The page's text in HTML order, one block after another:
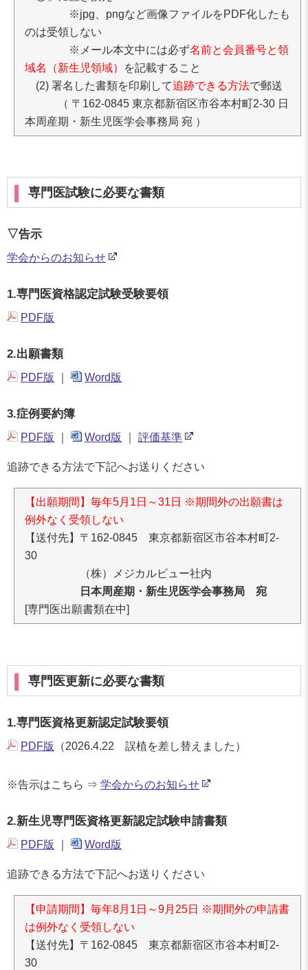
※jpg、pngなど画像ファイルをPDF化したも
のは受領しない
※メール本文中には必ず名前と会員番号と領
域名（新生児領域）
を記載すること
(2) 署名した書類を印刷して追跡できる方法で郵送
（ 〒162-0845 東京都新宿区市谷本村町2-30 日
本周産期・新生児医学会事務局 宛 ）
専門医試験に必要な書類
▽告示
学会からのお知らせ
1.専門医資格認定試験受験要領
PDF版
2.出願書類
PDF版 Word版
3.症例要約簿
PDF版 Word版 評価基準
追跡できる方法で下記へお送りください
【出願期間】毎年5月1日～31日 ※期間外の出願書は
例外なく受領しない
【送付先】〒162-0845 東京都新宿区市谷本村町2-
30
（株）メジカルビュー社内
日本周産期・新生児医学会事務局 宛
[専門医出願書類在中]
専門医更新に必要な書類
1.専門医資格更新認定試験要領
PDF版 （2026.4.22 誤植を差し替えました）
※告示はこちら ⇒ 学会からのお知らせ
2.新生児専門医資格更新認定試験申請書類
PDF版 Word版
追跡できる方法で下記へお送りください
【申請期間】毎年8月1日～9月25日 ※期間外の申請書
は例外なく受領しない
【送付先】〒162-0845 東京都新宿区市谷本村町2-
30